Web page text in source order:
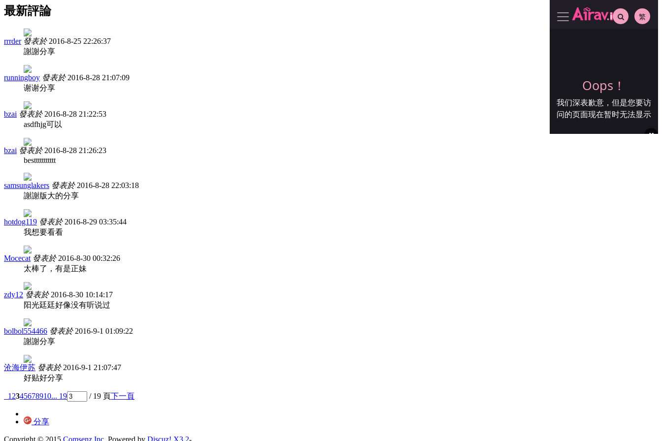
最新評論
rrrder發表於 2016-8-25 22:26:37
謝謝分享
runningboy 發表於 2016-8-28 21:07:09
谢谢分享
bzai 發表於 2016-8-28 21:22:53
asdfhjg可以
bzai 發表於 2016-8-28 21:26:23
besttttttttttt
samsunglakers 發表於 2016-8-28 22:03:18
謝謝版大的分享
hotdog119 發表於 2016-8-29 03:35:44
我想要看看
Mocecat 發表於 2016-8-30 00:32:26
太棒了，有是正妹
zdy12 發表於 2016-8-30 10:14:17
阳光廷廷好像没有听说过
bolbol554466 發表於 2016-9-1 01:09:22
謝謝分享
沧海伊苏 發表於 2016-9-1 21:07:47
好贴好分享
1 2345678910... 19 / 19 頁下一頁
分享
Copyright © 2015 Comsenz Inc. Powered by Discuz! X3.2-